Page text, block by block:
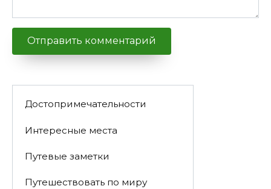
Достопримечательности
Интересные места
Путевые заметки
Путешествовать по миру